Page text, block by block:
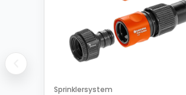
Sprinklersystem